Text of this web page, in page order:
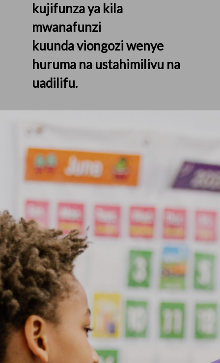
kujifunza ya kila
mwanafunzi
kuunda viongozi wenye
huruma na ustahimilivu na
uadilifu.